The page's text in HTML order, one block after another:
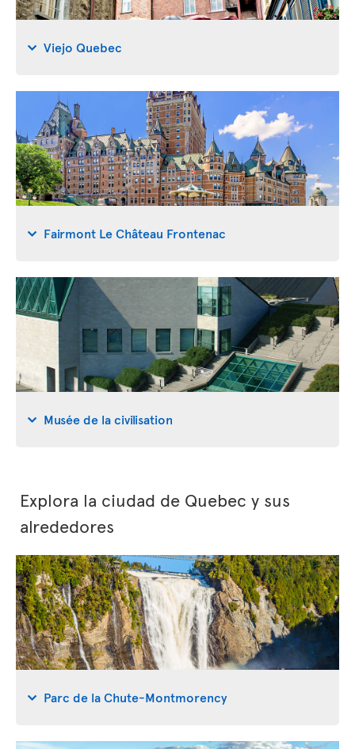
Viejo Quebec
Fairmont Le Château Frontenac
Musée de la civilisation
Explora la ciudad de Quebec y sus
alrededores
Parc de la Chute-Montmorency